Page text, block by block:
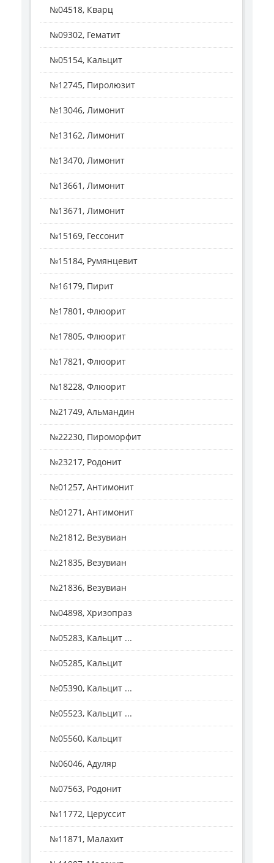
№04518, Кварц
№09302, Гематит
№05154, Кальцит
№12745, Пиролюзит
№13046, Лимонит
№13162, Лимонит
№13470, Лимонит
№13661, Лимонит
№13671, Лимонит
№15169, Гессонит
№15184, Румянцевит
№16179, Пирит
№17801, Флюорит
№17805, Флюорит
№17821, Флюорит
№18228, Флюорит
№21749, Альмандин
№22230, Пироморфит
№23217, Родонит
№01257, Антимонит
№01271, Антимонит
№21812, Везувиан
№21835, Везувиан
№21836, Везувиан
№04898, Хризопраз
№05283, Кальцит ...
№05285, Кальцит
№05390, Кальцит ...
№05523, Кальцит ...
№05560, Кальцит
№06046, Адуляр
№07563, Родонит
№11772, Церуссит
№11871, Малахит